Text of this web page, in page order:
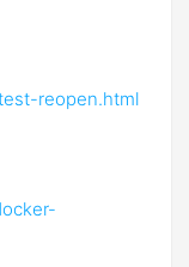
reopen.html